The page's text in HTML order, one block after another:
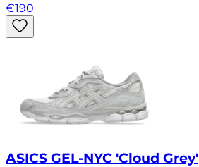
€190
ASICS GEL-NYC 'Cloud Grey'